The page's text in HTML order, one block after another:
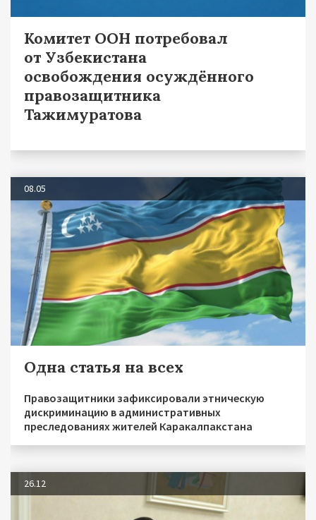
Комитет ООН потребовал
от Узбекистана
освобождения осуждённого
правозащитника
Тажимуратова
08.05
Одна статья на всех
Правозащитники зафиксировали этническую
дискриминацию в административных
преследованиях жителей Каракалпакстана
26.12